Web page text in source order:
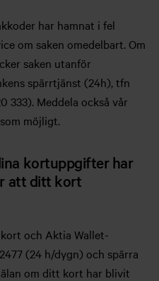
har hamnat i fel
om saken omedelbart. Om
saken utanför
spärrtjänst (24h), tfn
333). Meddela också vår
möjligt.
kortuppgifter har
att ditt kort
och Aktia Wallet-
(24 h/dygn) och spärra
om ditt kort har blivit